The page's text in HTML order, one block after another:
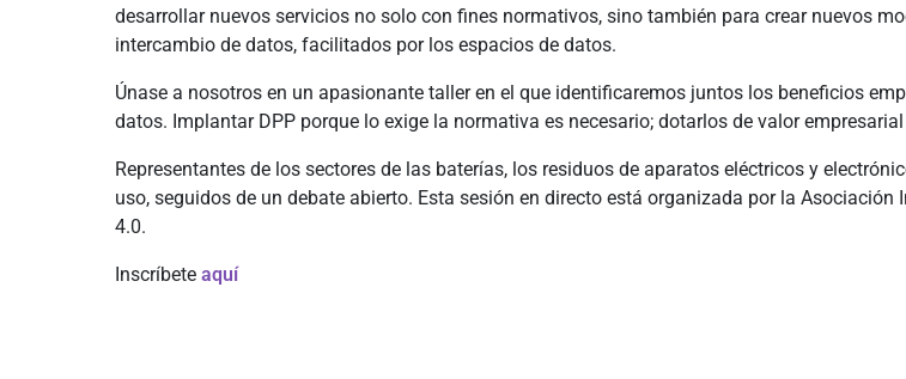
desarrollar nuevos servicios no solo con fines normativos, sino también para crear nuevos
intercambio de datos, facilitados por los espacios de datos.
Únase a nosotros en un apasionante taller en el que identificaremos juntos los beneficios
datos. Implantar DPP porque lo exige la normativa es necesario; dotarlos de valor
Representantes de los sectores de las baterías, los residuos de aparatos eléctricos y
uso, seguidos de un debate abierto. Esta sesión en directo está organizada por la
4.0.
Inscríbete aquí